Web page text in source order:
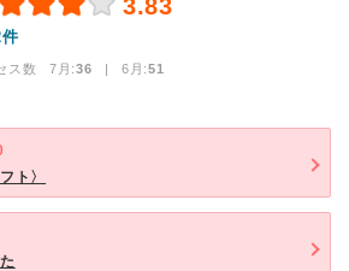
3.83
ス数 7月:36 | 6月:51
ト〉